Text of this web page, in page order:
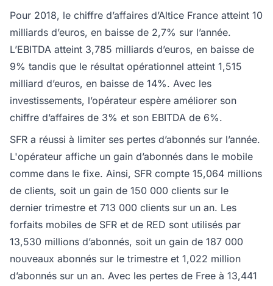
Pour 2018, le chiffre d’affaires d’Altice France atteint 10
milliards d’euros, en baisse de 2,7% sur l’année.
L’EBITDA atteint 3,785 milliards d’euros, en baisse de
9% tandis que le résultat opérationnel atteint 1,515
milliard d’euros, en baisse de 14%. Avec les
investissements, l’opérateur espère améliorer son
chiffre d’affaires de 3% et son EBITDA de 6%.
SFR a réussi à limiter ses pertes d’abonnés sur l’année.
L'opérateur affiche un gain d’abonnés dans le mobile
comme dans le fixe. Ainsi, SFR compte 15,064 millions
de clients, soit un gain de 150 000 clients sur le
dernier trimestre et 713 000 clients sur un an. Les
forfaits mobiles de SFR et de RED sont utilisés par
13,530 millions d’abonnés, soit un gain de 187 000
nouveaux abonnés sur le trimestre et 1,022 million
d’abonnés sur un an. Avec les pertes de Free à 13,441